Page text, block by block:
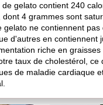
gelato contient 240
4 grammes sont
gelato ne contiennent pas
d'autres en contiennent
riche en graisses
taux de cholestérol, ce
de maladie cardiaque